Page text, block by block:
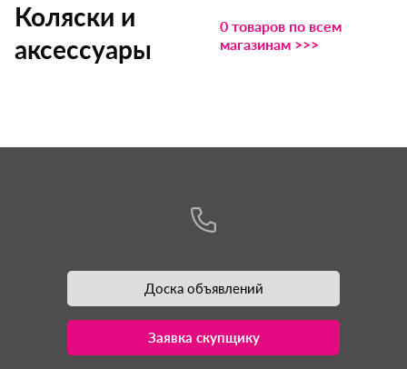
Коляски и
аксессуары
0 товаров по всем
магазинам >>>
Доска объявлений
Заявка скупщику